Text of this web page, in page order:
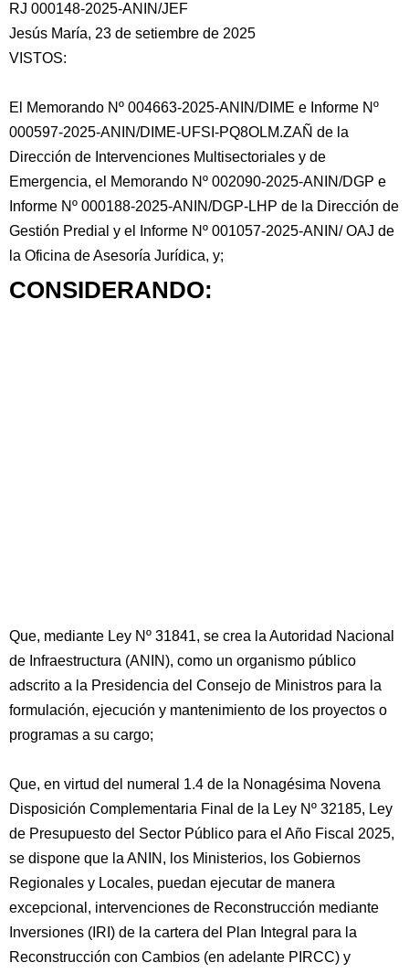
RJ 000148-2025-ANIN/JEF
Jesús María, 23 de setiembre de 2025
VISTOS:
El Memorando Nº 004663-2025-ANIN/DIME e Informe Nº
000597-2025-ANIN/DIME-UFSI-PQ8OLM.ZAÑ de la
Dirección de Intervenciones Multisectoriales y de
Emergencia, el Memorando Nº 002090-2025-ANIN/DGP e
Informe Nº 000188-2025-ANIN/DGP-LHP de la Dirección de
Gestión Predial y el Informe Nº 001057-2025-ANIN/ OAJ de
la Oficina de Asesoría Jurídica, y;
CONSIDERANDO:
Que, mediante Ley Nº 31841, se crea la Autoridad Nacional
de Infraestructura (ANIN), como un organismo público
adscrito a la Presidencia del Consejo de Ministros para la
formulación, ejecución y mantenimiento de los proyectos o
programas a su cargo;
Que, en virtud del numeral 1.4 de la Nonagésima Novena
Disposición Complementaria Final de la Ley Nº 32185, Ley
de Presupuesto del Sector Público para el Año Fiscal 2025,
se dispone que la ANIN, los Ministerios, los Gobiernos
Regionales y Locales, puedan ejecutar de manera
excepcional, intervenciones de Reconstrucción mediante
Inversiones (IRI) de la cartera del Plan Integral para la
Reconstrucción con Cambios (en adelante PIRCC) y